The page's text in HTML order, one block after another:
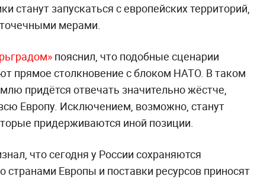
станут запускаться с европейских территорий,
точечными мерами.
пояснил, что подобные сценарии
прямое столкновение с блоком НАТО. В таком
придётся отвечать значительно жёстче,
Европу. Исключением, возможно, станут
придерживаются иной позиции.
что сегодня у России сохраняются
странами Европы и поставки ресурсов приносят